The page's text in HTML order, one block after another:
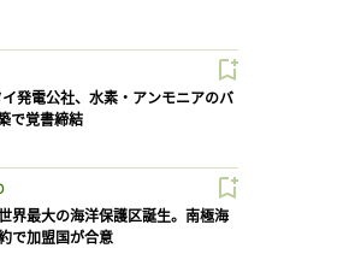
イ発電公社、水素・アンモニアのバ
で覚書締結
界最大の海洋保護区誕生。南極海
で加盟国が合意